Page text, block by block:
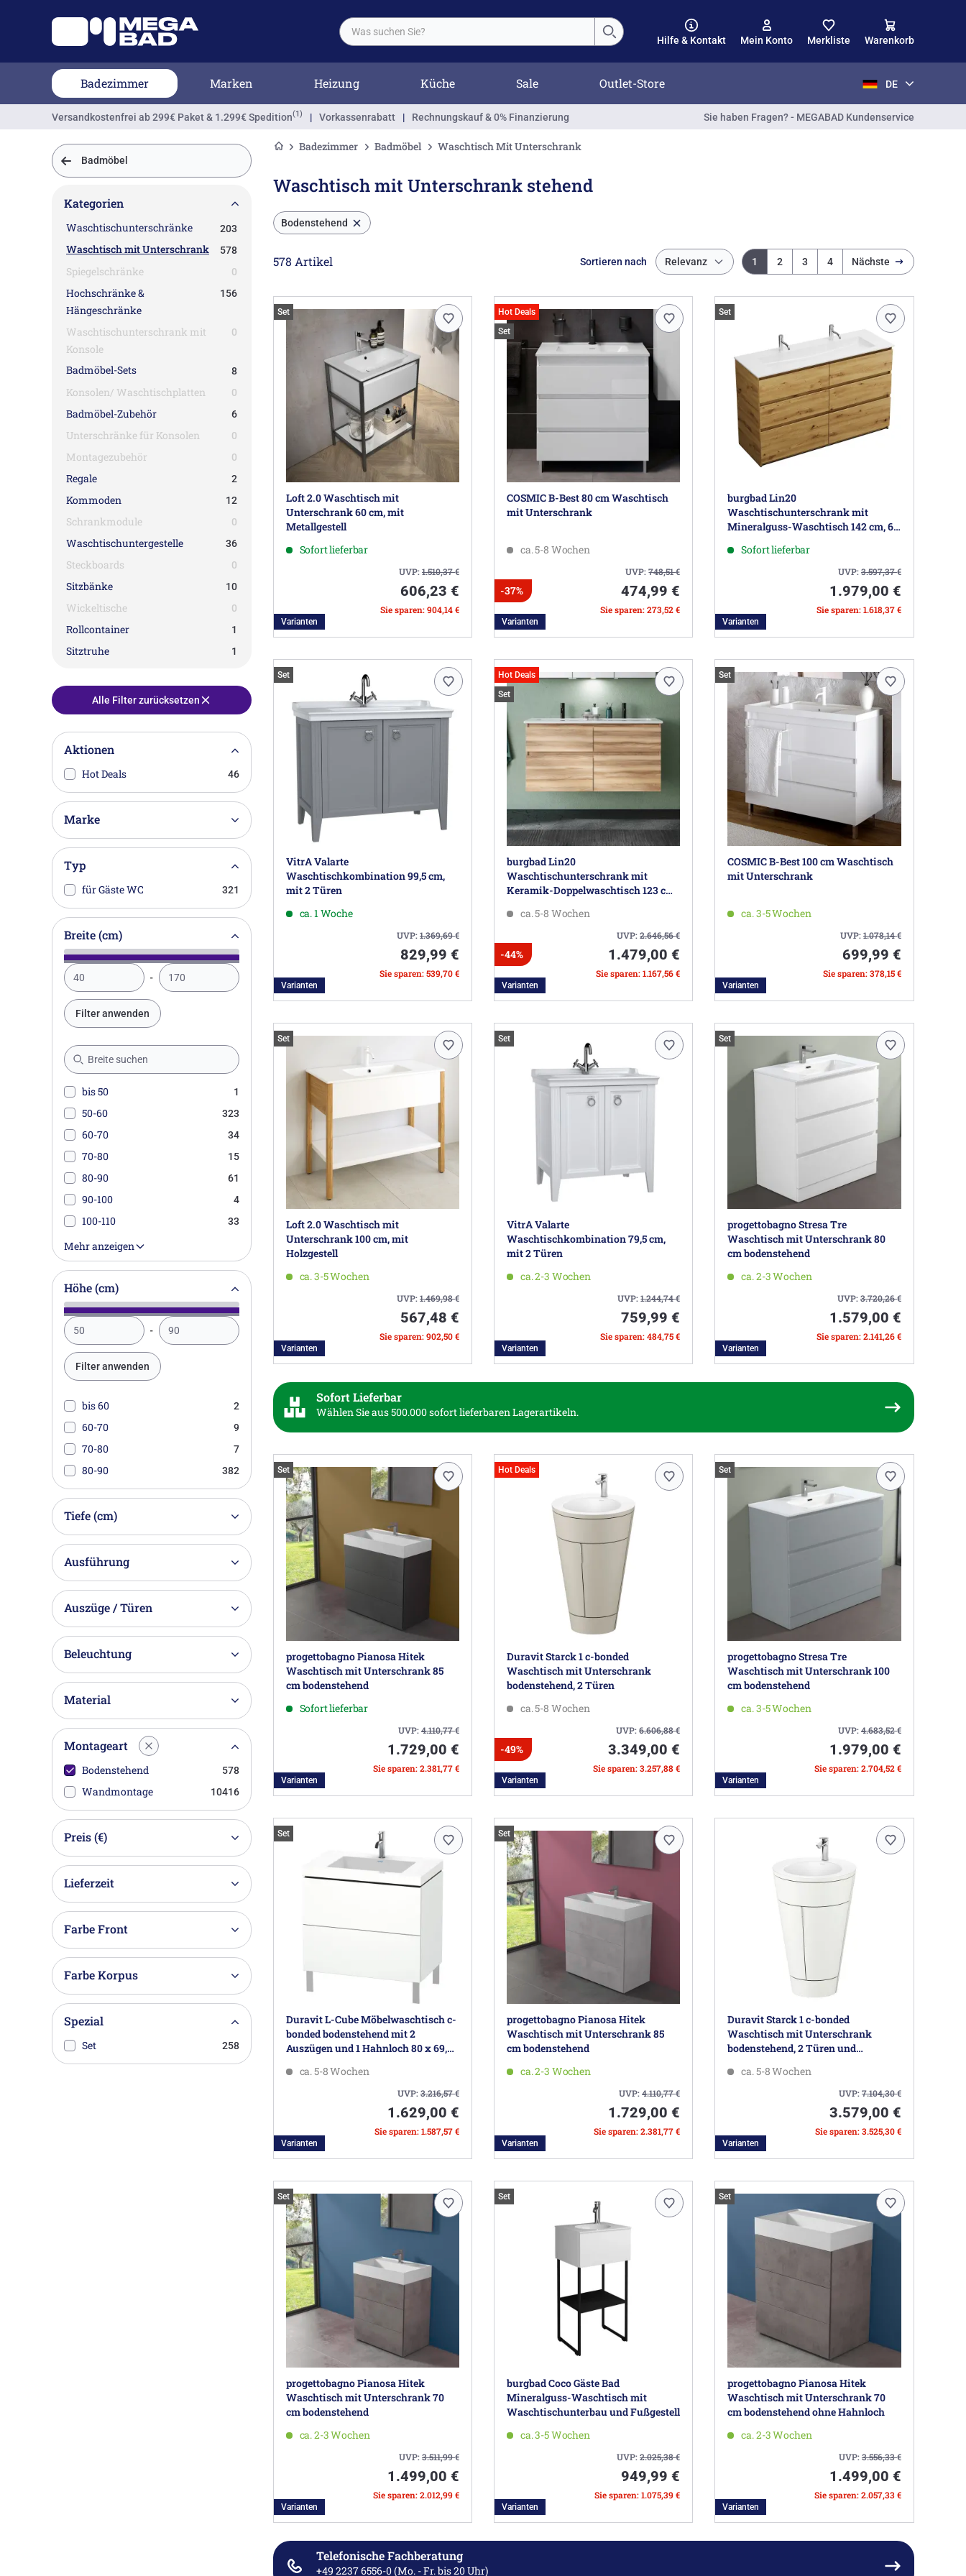
Hilfe & Kontakt Mein Konto Merkliste Warenkorb
Badezimmer Marken Heizung Küche Sale Outlet-Store DE
Versandkostenfrei ab 299€ Paket & 1.299€ Spedition(1) | Vorkassenrabatt | Rechnungskauf & 0% Finanzierung Sie haben Fragen? - MEGABAD Kundenservice
Badmöbel
Kategorien
Waschtischunterschränke 203
Waschtisch mit Unterschrank 578
Spiegelschränke 0
Hochschränke &
Hängeschränke
156
Waschtischunterschrank mit
Konsole
0
Badmöbel-Sets 8
Konsolen/ Waschtischplatten 0
Badmöbel-Zubehör 6
Unterschränke für Konsolen 0
Montagezubehör 0
Regale 2
Kommoden 12
Schrankmodule 0
Waschtischuntergestelle 36
Steckboards 0
Sitzbänke 10
Wickeltische 0
Rollcontainer 1
Sitztruhe 1
Alle Filter zurücksetzen
Aktionen
Hot Deals 46
Marke
Typ
für Gäste WC 321
Breite (cm)
Filter anwenden
bis 50 1
50-60 323
60-70 34
70-80 15
80-90 61
90-100 4
100-110 33
120-130
140-150 9
160-170 6
Mehr anzeigen
Höhe (cm)
Filter anwenden
bis 60 2
60-70 9
70-80 7
80-90 382
Tiefe (cm)
Ausführung
Auszüge / Türen
Beleuchtung
Material
Montageart
Bodenstehend 578
Wandmontage 10416
Preis (€)
Lieferzeit
Farbe Front
Farbe Korpus
Spezial
Set 258
Badezimmer Badmöbel Waschtisch Mit Unterschrank
Waschtisch mit Unterschrank stehend
Bodenstehend
578 Artikel Sortieren nach Relevanz 1 2 3 4 Nächste
Set
Loft 2.0 Waschtisch mit
Unterschrank 60 cm, mit
Metallgestell
Sofort lieferbar
UVP:1.510,37€
606,23 €
Sie sparen: 904,14 €
Varianten
Hot Deals
Set
COSMIC B-Best 80 cm Waschtisch
mit Unterschrank
ca. 5-8 Wochen
UVP:748,51€
-37% 474,99 €
Sie sparen: 273,52 €
Varianten
Set
burgbad Lin20
Waschtischunterschrank mit
Mineralguss-Waschtisch 142 cm, 6
Sofort lieferbar
UVP:3.597,37€
1.979,00 €
Sie sparen: 1.618,37 €
Varianten
Set
VitrA Valarte
Waschtischkombination 99,5 cm,
mit 2 Türen
ca. 1 Woche
UVP:1.369,69€
829,99 €
Sie sparen: 539,70 €
Varianten
Hot Deals
Set
burgbad Lin20
Waschtischunterschrank mit
Keramik-Doppelwaschtisch 123 cm,
ca. 5-8 Wochen
UVP:2.646,56€
-44% 1.479,00 €
Sie sparen: 1.167,56 €
Varianten
Set
COSMIC B-Best 100 cm Waschtisch
mit Unterschrank
ca. 3-5 Wochen
UVP:1.078,14€
699,99 €
Sie sparen: 378,15 €
Varianten
Set
Loft 2.0 Waschtisch mit
Unterschrank 100 cm, mit
Holzgestell
ca. 3-5 Wochen
UVP:1.469,98€
567,48 €
Sie sparen: 902,50 €
Varianten
Set
VitrA Valarte
Waschtischkombination 79,5 cm,
mit 2 Türen
ca. 2-3 Wochen
UVP:1.244,74€
759,99 €
Sie sparen: 484,75 €
Varianten
Set
progettobagno Stresa Tre
Waschtisch mit Unterschrank 80
cm bodenstehend
ca. 2-3 Wochen
UVP:3.720,26€
1.579,00 €
Sie sparen: 2.141,26 €
Varianten
Sofort Lieferbar
Wählen Sie aus 500.000sofort lieferbaren Lagerartikeln.
Set
progettobagno Pianosa Hitek
Waschtisch mit Unterschrank 85
cm bodenstehend
Sofort lieferbar
UVP:4.110,77€
1.729,00 €
Sie sparen: 2.381,77 €
Varianten
Hot Deals
Duravit Starck 1 c-bonded
Waschtisch mit Unterschrank
bodenstehend, 2 Türen
ca. 5-8 Wochen
UVP:6.606,88€
-49% 3.349,00 €
Sie sparen: 3.257,88 €
Varianten
Set
progettobagno Stresa Tre
Waschtisch mit Unterschrank 100
cm bodenstehend
ca. 3-5 Wochen
UVP:4.683,52€
1.979,00 €
Sie sparen: 2.704,52 €
Varianten
Set
Duravit L-Cube Möbelwaschtisch c-
bonded bodenstehend mit 2
Auszügen und 1 Hahnloch 80 x 69,8
ca. 5-8 Wochen
UVP:3.216,57€
1.629,00 €
Sie sparen: 1.587,57 €
Varianten
Set
progettobagno Pianosa Hitek
Waschtisch mit Unterschrank 85
cm bodenstehend
ca. 2-3 Wochen
UVP:4.110,77€
1.729,00 €
Sie sparen: 2.381,77 €
Varianten
Duravit Starck 1 c-bonded
Waschtisch mit Unterschrank
bodenstehend, 2 Türen und
ca. 5-8 Wochen
UVP:7.104,30€
3.579,00 €
Sie sparen: 3.525,30 €
Varianten
Set
progettobagno Pianosa Hitek
Waschtisch mit Unterschrank 70
cm bodenstehend
ca. 2-3 Wochen
UVP:3.511,99€
1.499,00 €
Sie sparen: 2.012,99 €
Varianten
Set
burgbad Coco Gäste Bad
Mineralguss-Waschtisch mit
Waschtischunterbau und Fußgestell
ca. 3-5 Wochen
UVP:2.025,38€
949,99 €
Sie sparen: 1.075,39 €
Varianten
Set
progettobagno Pianosa Hitek
Waschtisch mit Unterschrank 70
cm bodenstehend ohne Hahnloch
ca. 2-3 Wochen
UVP:3.556,33€
1.499,00 €
Sie sparen: 2.057,33 €
Varianten
Telefonische Fachberatung
+49 2237 6556-0(Mo. - Fr. bis 20 Uhr)